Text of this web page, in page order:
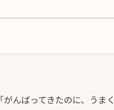
「がんばってきたのに、うま